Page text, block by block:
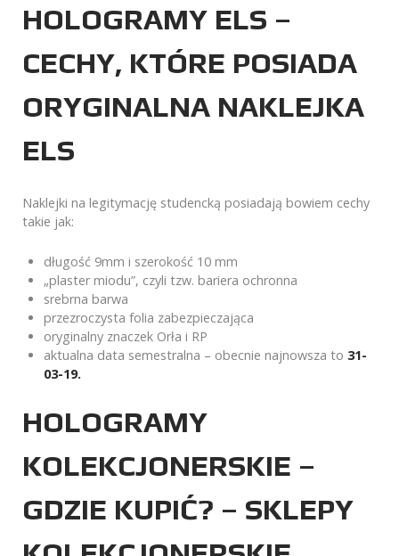
HOLOGRAMY ELS –
CECHY, KTÓRE POSIADA
ORYGINALNA NAKLEJKA
ELS
Naklejki na legitymację studencką posiadają bowiem cechy
takie jak:
długość 9mm i szerokość 10 mm
„plaster miodu”, czyli tzw. bariera ochronna
srebrna barwa
przezroczysta folia zabezpieczająca
oryginalny znaczek Orła i RP
aktualna data semestralna – obecnie najnowsza to 31-
03-19.
HOLOGRAMY
KOLEKCJONERSKIE –
GDZIE KUPIĆ? – SKLEPY